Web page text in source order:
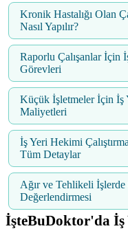
Kronik Hastalığı Olan
Nasıl Yapılır?
Raporlu Çalışanlar İçin
Görevleri
Küçük İşletmeler İçin İş
Maliyetleri
İş Yeri Hekimi
Tüm Detaylar
Ağır ve Tehlikeli
Değerlendirmesi
İşteBuDoktor'da